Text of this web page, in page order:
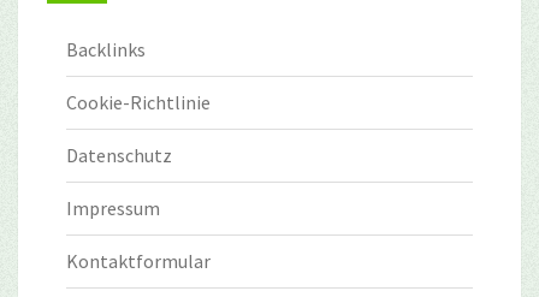
Backlinks
Cookie-Richtlinie
Datenschutz
Impressum
Kontaktformular